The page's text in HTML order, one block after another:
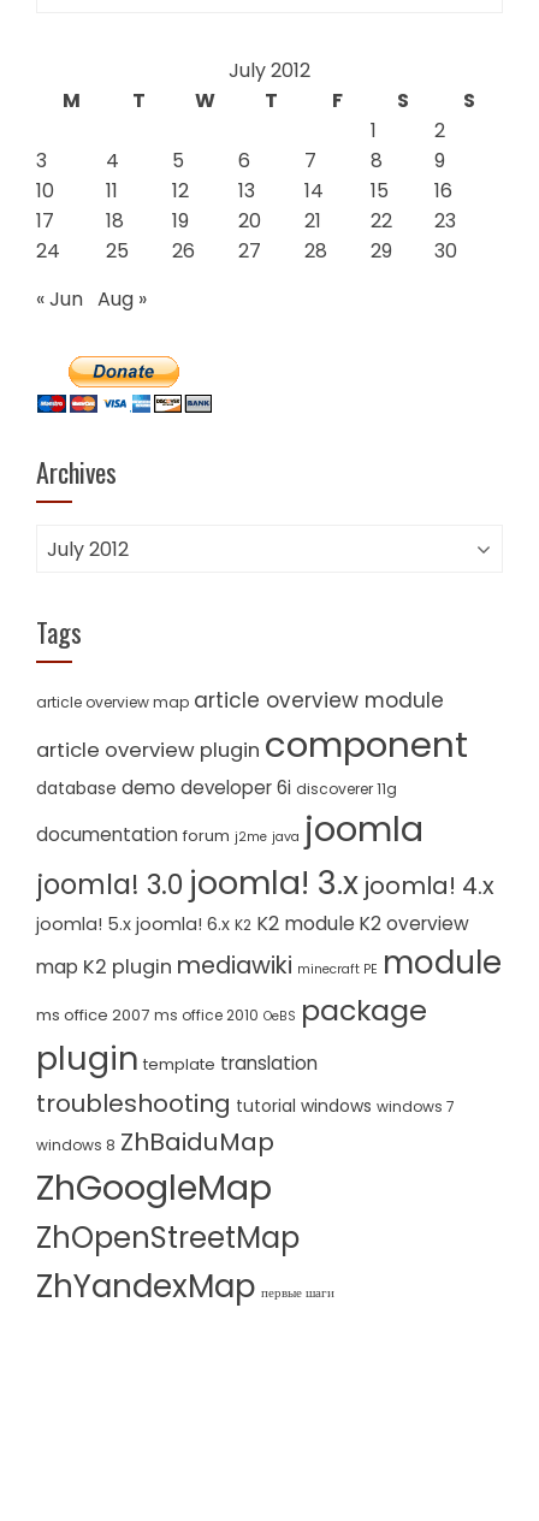
July 2012
M
T W T F S
S
1
2
3
4 5 6 7 8
9
10
11 12 13 14 15
16
17
18 19 20 21 22
23
24
25 26 27 28 29
30
« Jun Aug »
Archives
Archives
Tags
article overview map article overview module
article overview plugin component
database demo developer 6i discoverer 11g
documentation forum j2me java joomla
joomla! 3.0 joomla! 3.x joomla! 4.x
joomla! 5.x joomla! 6.x K2 K2 module K2 overview
map K2 plugin mediawiki minecraft PE module
ms office 2007 ms office 2010 OeBS package
plugin template translation
troubleshooting tutorial windows windows 7
windows 8 ZhBaiduMap
ZhGoogleMap
ZhOpenStreetMap
ZhYandexMap первые шаги